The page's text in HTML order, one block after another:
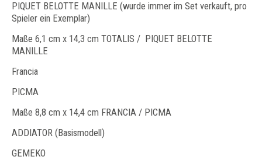
PIQUET BELOTTE MANILLE (wurde immer im Set verkauft, pro
Spieler ein Exemplar)
Maße 6,1 cm x 14,3 cm TOTALIS / PIQUET BELOTTE
MANILLE
Francia
PICMA
Maße 8,8 cm x 14,4 cm FRANCIA / PICMA
ADDIATOR (Basismodell)
GEMEKO